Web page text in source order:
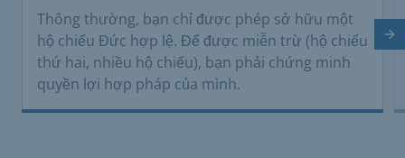
Thông thường, bạn chỉ được phép sở hữu một
hộ chiếu Đức hợp lệ. Để được miễn trừ (hộ chiếu
thứ hai, nhiều hộ chiếu), bạn phải chứng minh
quyền lợi hợp pháp của mình.